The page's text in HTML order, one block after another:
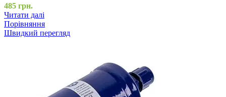
485 грн.
Читати далі
Порівняння
Швидкий перегляд